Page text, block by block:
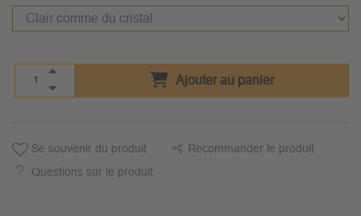
Ajouter au panier
Se souvenir du produit Recommander le produit
Questions sur le produit